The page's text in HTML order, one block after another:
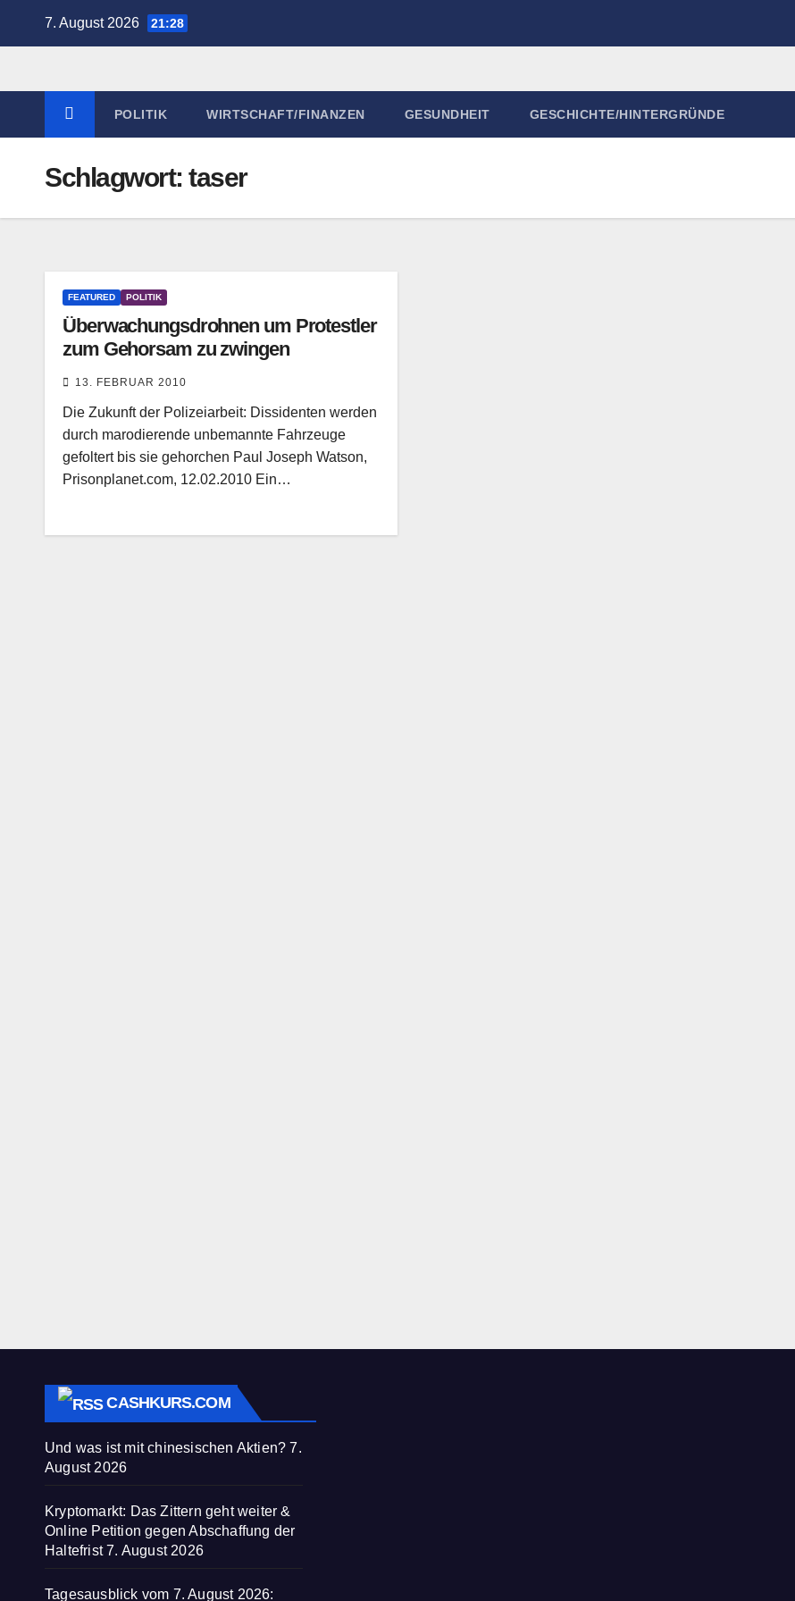
7. August 2026 21:28
POLITIK WIRTSCHAFT/FINANZEN GESUNDHEIT GESCHICHTE/HINTERGRÜNDE
Schlagwort: taser
FEATURED POLITIK
Überwachungsdrohnen um Protestler
zum Gehorsam zu zwingen
13. FEBRUAR 2010
Die Zukunft der Polizeiarbeit: Dissidenten werden
durch marodierende unbemannte Fahrzeuge
gefoltert bis sie gehorchen Paul Joseph Watson,
Prisonplanet.com, 12.02.2010 Ein…
CASHKURS.COM
Und was ist mit chinesischen Aktien? 7.
August 2026
Kryptomarkt: Das Zittern geht weiter &
Online Petition gegen Abschaffung der
Haltefrist 7. August 2026
Tagesausblick vom 7. August 2026: